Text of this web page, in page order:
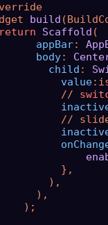
build
Scaffold (
appBar:
body:
child :
value
//
//
},
),
),
);